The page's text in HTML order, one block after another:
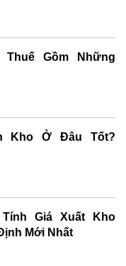
Gồm Những
Kho Ở Đâu Tốt?
Giá Xuất Kho
Mới Nhất